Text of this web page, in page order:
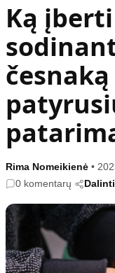
Gyvenimas
Įdomybės
Mada
Mokslas
Namai ir interjeras
Populiaru
Kultūra
Sodas ir daržas
Sveikata ir grožis
Karjera
Psichologinė sveikata
Ką
Rima Nomeikienė •
0 komentarų